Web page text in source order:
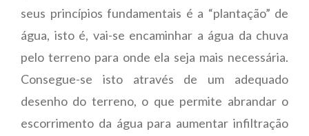
seus princípios fundamentais é a “plantação” de
água, isto é, vai-se encaminhar a água da chuva
pelo terreno para onde ela seja mais necessária.
Consegue-se isto através de um adequado
desenho do terreno, o que permite abrandar o
escorrimento da água para aumentar infiltração